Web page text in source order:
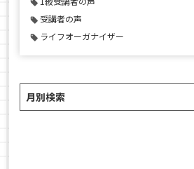
受講者の声
ライフオーガナイザー